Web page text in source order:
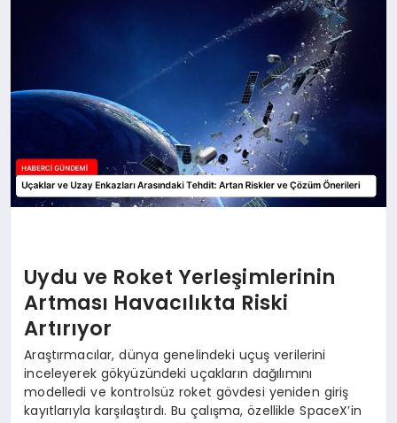
Uydu ve Roket Yerleşimlerinin
Artması Havacılıkta Riski
Artırıyor
Araştırmacılar, dünya genelindeki uçuş verilerini
inceleyerek gökyüzündeki uçakların dağılımını
modelledi ve kontrolsüz roket gövdesi yeniden giriş
kayıtlarıyla karşılaştırdı. Bu çalışma, özellikle SpaceX’in